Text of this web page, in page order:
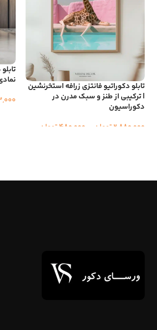
تابلو دکوراتیو فانتزی زرافه استخرنشین
| ترکیبی از طنز و سبک مدرن در
دکوراسیون
2,880,000تومان 480,000تومان